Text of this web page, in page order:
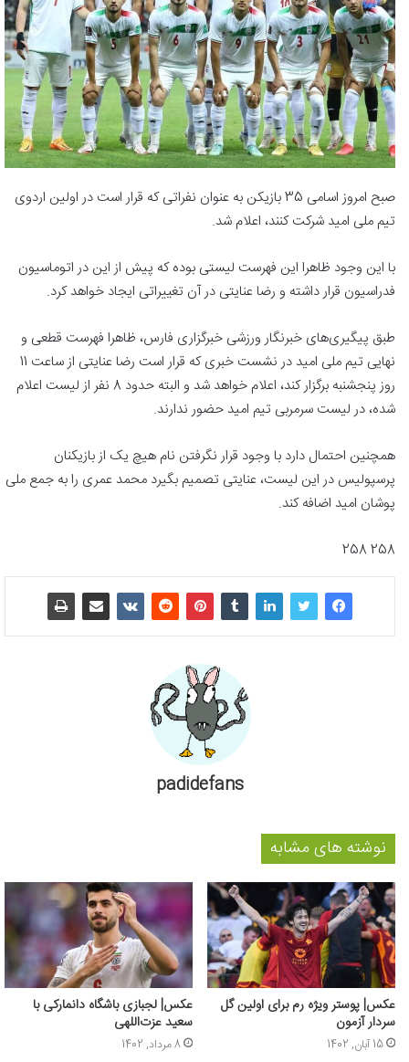
صبح امروز اسامی 35 بازیکن به عنوان نفراتی که قرار است در اولین اردوی
تیم ملی امید شرکت کنند، اعلام شد.
با این وجود ظاهرا این فهرست لیستی بوده که پیش از این در اتوماسیون
فدراسیون قرار داشته و رضا عنایتی در آن تغییراتی ایجاد خواهد کرد.
طبق پیگیری‌های خبرنگار ورزشی خبرگزاری فارس، ظاهرا فهرست قطعی و
نهایی تیم ملی امید در نشست خبری که قرار است رضا عنایتی از ساعت 11
روز پنجشنبه برگزار کند، اعلام خواهد شد و البته حدود 8 نفر از لیست اعلام
شده، در لیست سرمربی تیم امید حضور ندارند.
همچنین احتمال دارد با وجود قرار نگرفتن نام هیچ یک از بازیکنان
پرسپولیس در این لیست، عنایتی تصمیم بگیرد محمد عمری را به جمع ملی
پوشان امید اضافه کند.
258 258
padidefans
نوشته های مشابه
عکس‌| پوستر ویژه رم برای اولین گل
سردار آزمون
15 آبان, 1402
عکس‌| لجبازی باشگاه دانمارکی با
سعید عزت‌اللهی
8 مرداد, 1402